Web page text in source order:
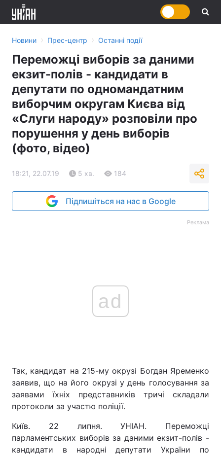
Новини › Прес-центр › Останні події
Переможці виборів за даними
екзит-полів - кандидати в
депутати по одномандатним
виборчим округам Києва від
«Слуги народу» розповіли про
порушення у день виборів
(фото, відео)
18:21, 22.07.19 5 хв. 184
Підпишіться на нас в Google
Реклама
ad
Так, кандидат на 215-му окрузі Богдан Яременко
заявив, що на його окрузі у день голосування за
заявами їхніх представників тричі складали
протоколи за участю поліції.
Київ. 22 липня. УНІАН. Переможці
парламентських виборів за даними екзит-полів -
кандидати в народні депутати України по